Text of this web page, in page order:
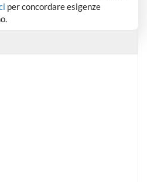
per concordare esigenze